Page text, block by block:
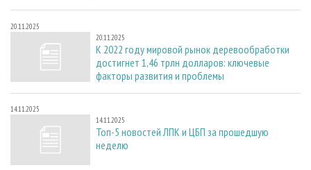
20.11.2025
20.11.2025
К 2022 году мировой рынок деревообработки
достигнет 1,46 трлн долларов: ключевые
факторы развития и проблемы
14.11.2025
14.11.2025
Топ-5 новостей ЛПК и ЦБП за прошедшую
неделю